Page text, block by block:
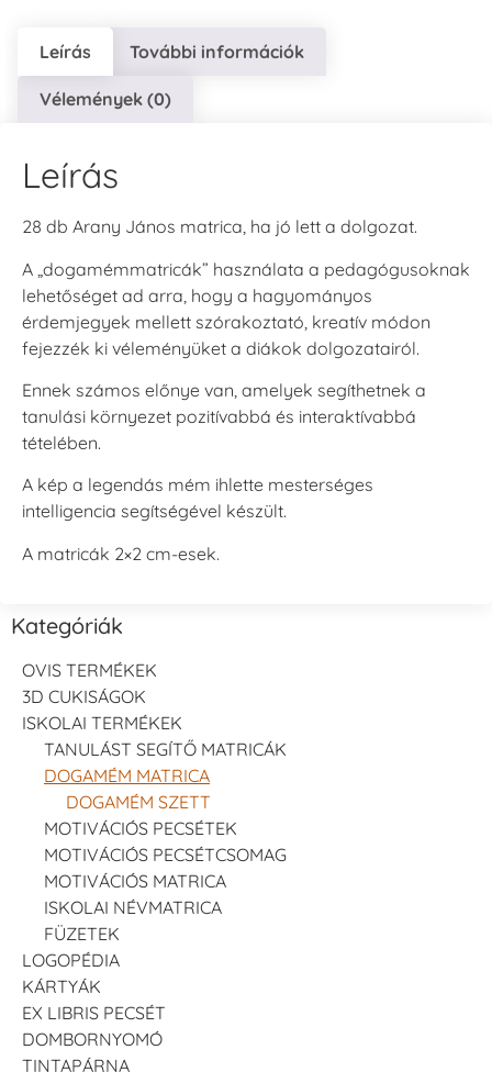
Leírás További információk
Vélemények (0)
Leírás
28 db Arany János matrica, ha jó lett a dolgozat.
A „dogamémmatricák” használata a pedagógusoknak
lehetőséget ad arra, hogy a hagyományos
érdemjegyek mellett szórakoztató, kreatív módon
fejezzék ki véleményüket a diákok dolgozatairól.
Ennek számos előnye van, amelyek segíthetnek a
tanulási környezet pozitívabbá és interaktívabbá
tételében.
A kép a legendás mém ihlette mesterséges
intelligencia segítségével készült.
A matricák 2×2 cm-esek.
Kategóriák
OVIS TERMÉKEK
3D CUKISÁGOK
ISKOLAI TERMÉKEK
TANULÁST SEGÍTŐ MATRICÁK
DOGAMÉM MATRICA
DOGAMÉM SZETT
MOTIVÁCIÓS PECSÉTEK
MOTIVÁCIÓS PECSÉTCSOMAG
MOTIVÁCIÓS MATRICA
ISKOLAI NÉVMATRICA
FÜZETEK
LOGOPÉDIA
KÁRTYÁK
EX LIBRIS PECSÉT
DOMBORNYOMÓ
TINTAPÁRNA